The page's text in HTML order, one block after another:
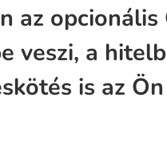
az
veszi, a
is az